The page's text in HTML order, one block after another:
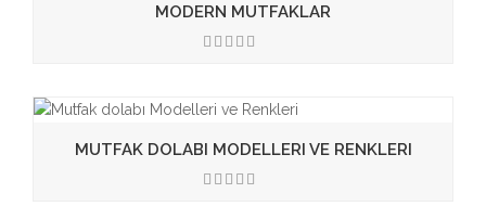
MODERN MUTFAKLAR
MUTFAK DOLABI MODELLERI VE RENKLERI